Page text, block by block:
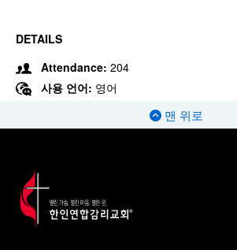
DETAILS
Attendance: 204
사용 언어: 영어
맨 위로